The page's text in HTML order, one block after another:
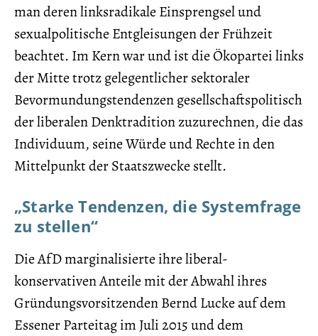
man deren linksradikale Einsprengsel und
sexualpolitische Entgleisungen der Frühzeit
beachtet. Im Kern war und ist die Ökopartei links
der Mitte trotz gelegentlicher sektoraler
Bevormundungstendenzen gesellschaftspolitisch
der liberalen Denktradition zuzurechnen, die das
Individuum, seine Würde und Rechte in den
Mittelpunkt der Staatszwecke stellt.
„Starke Tendenzen, die Systemfrage
zu stellen“
Die AfD marginalisierte ihre liberal-
konservativen Anteile mit der Abwahl ihres
Gründungsvorsitzenden Bernd Lucke auf dem
Essener Parteitag im Juli 2015 und dem